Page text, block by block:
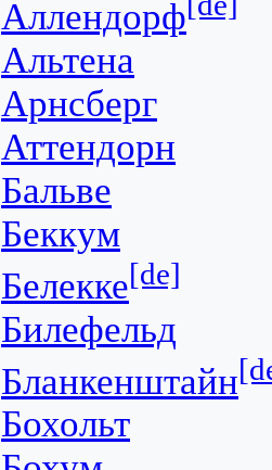
Аллендорф
Альтена
Арнсберг
Аттендорн
Бальве
Беккум
Белекке[de]
Билефельд
Бланкенштайн
Бохольт